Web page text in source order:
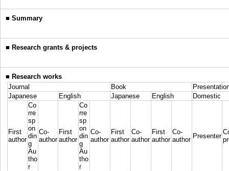
■ Summary
■ Research grants & projects
■ Research works
Journal
Book
Japanese
English Japanese English Domestic
First
author
Co
rre
sp
on
din
g
Au
tho
r
Co-
author
First
author
Co
rre
sp
on
din
g
Au
tho
r
Co-
author
First
author
Co-
author
First
author
Co-
author Presenter